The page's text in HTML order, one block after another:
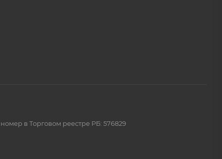
в Торговом реестре РБ: 576829